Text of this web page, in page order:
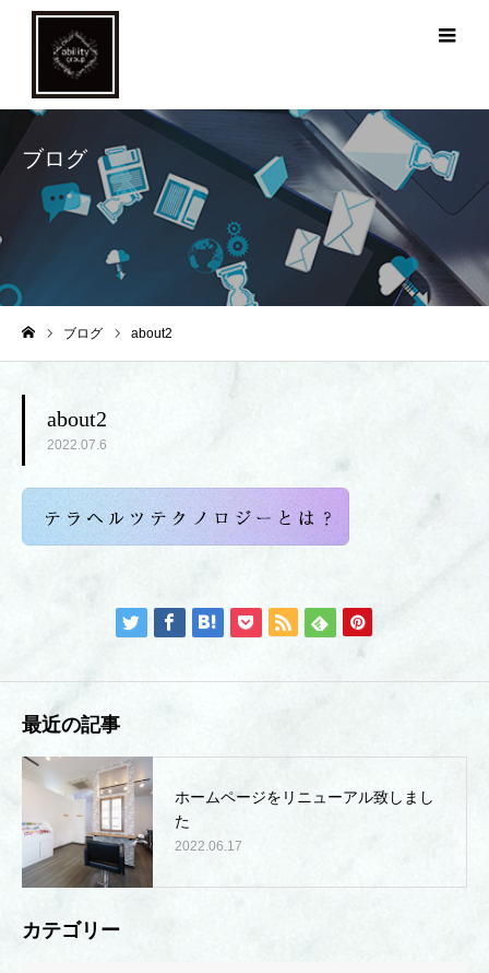
ブログ
ブログ about2
about2
2022.07.6
最近の記事
ホームページをリニューアル致しまし
た
2022.06.17
カテゴリー